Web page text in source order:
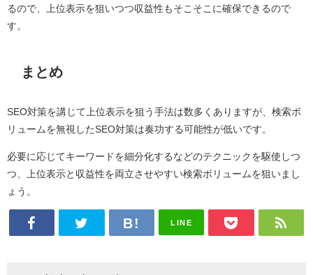
るので、上位表示を狙いつつ収益性もそこそこに確保できるので
す。
まとめ
SEO対策を講じて上位表示を狙う手法は数多くありますが、検索ボ
リュームを無視したSEO対策は奏功する可能性が低いです。
必要に応じてキーワードを細分化するなどのテクニックを駆使しつ
つ、上位表示と収益性を両立させやすい検索ボリュームを狙いまし
ょう。
LINE